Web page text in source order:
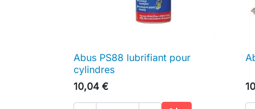
 Aperçu rapide
Abus PS88 lubrifiant pour
cylindres
10,04 €